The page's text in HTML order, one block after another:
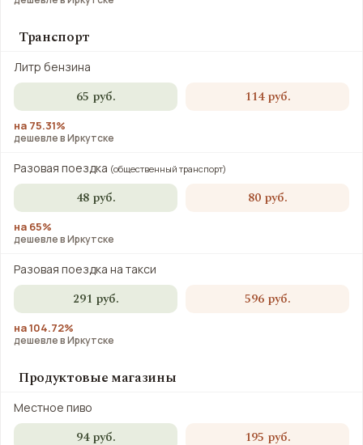
Транспорт
Литр бензина
65 руб. 114 руб.
на 75.31%
дешевле в Иркутске
Разовая поездка (общественный транспорт)
48 руб. 80 руб.
на 65%
дешевле в Иркутске
Разовая поездка на такси
291 руб. 596 руб.
на 104.72%
дешевле в Иркутске
Продуктовые магазины
Местное пиво
94 руб. 195 руб.